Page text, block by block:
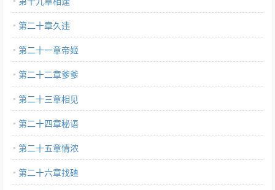
第二十章久违
第二十一章帝姬
第二十二章爹爹
第二十三章相见
第二十四章秘语
第二十五章情浓
第二十六章找碴